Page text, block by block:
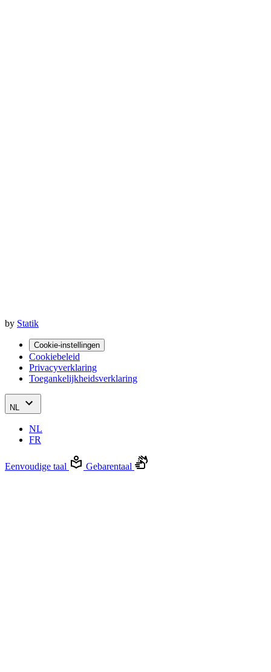
by Statik
Cookie-instellingen
Cookiebeleid
Privacyverklaring
Toegankelijkheidsverklaring
NL
NL
FR
Eenvoudige taal Gebarentaal